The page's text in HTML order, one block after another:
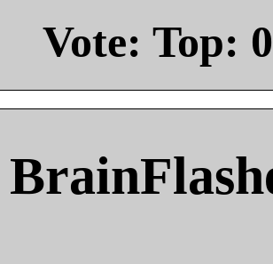
Vote: Top: 0